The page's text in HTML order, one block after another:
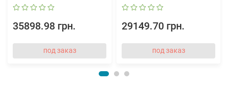
35898.98 грн.
под заказ
29149.70 грн.
под заказ